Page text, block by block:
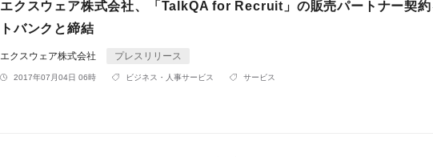
エクスウェア株式会社、「TalkQA for Recruit」の販売パートナー契
トバンクと締結
エクスウェア株式会社 プレスリリース
2017年07月04日 06時 ビジネス・人事サービス サービス